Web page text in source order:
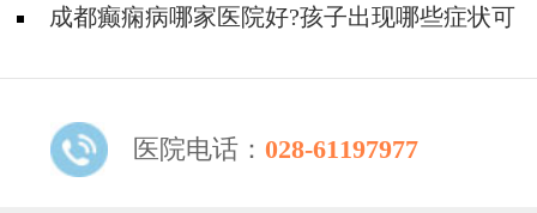
么症状?
成都癫痫病哪家医院好?孩子出现哪些症状可
医院电话： 028-61197977